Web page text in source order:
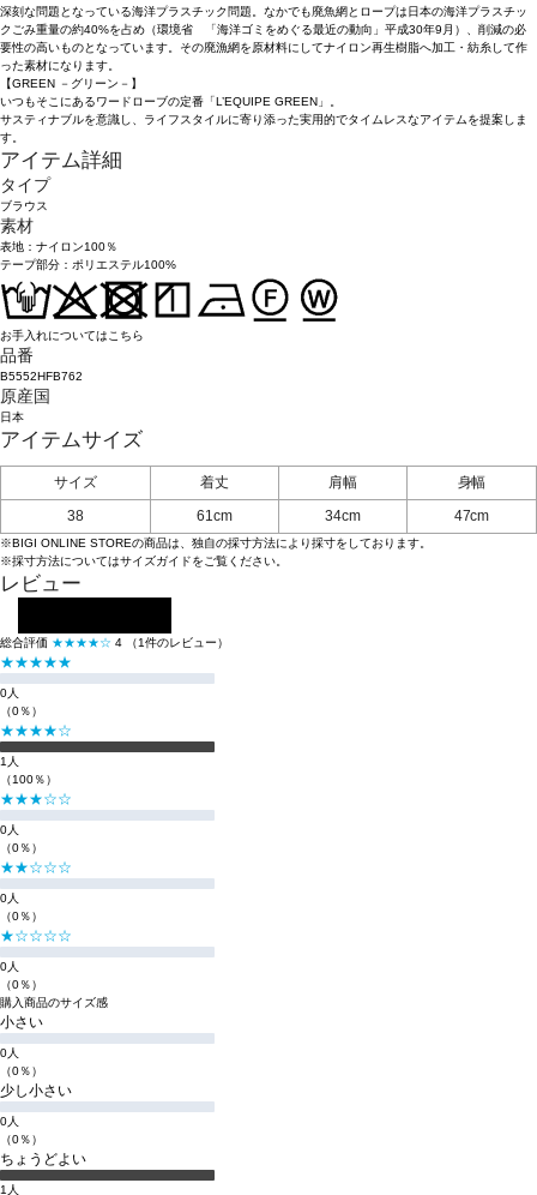
深刻な問題となっている海洋プラスチック問題。なかでも廃魚網とロープは日本の海洋プラスチッ
クごみ重量の約40%を占め（環境省 「海洋ゴミをめぐる最近の動向」平成30年9月）、削減の必
要性の高いものとなっています。その廃漁網を原材料にしてナイロン再生樹脂へ加工・紡糸して作
った素材になります。
【GREEN －グリーン－】
いつもそこにあるワードローブの定番「L’EQUIPE GREEN」。
サスティナブルを意識し、ライフスタイルに寄り添った実用的でタイムレスなアイテムを提案しま
す。
アイテム詳細
タイプ
ブラウス
素材
表地：ナイロン100％
テープ部分：ポリエステル100%
お手入れについてはこちら
品番
B5552HFB762
原産国
日本
アイテムサイズ
サイズ 着丈 肩幅
身幅
38
61cm 34cm 47cm
※BIGI ONLINE STOREの商品は、独自の採寸方法により採寸をしております。
※採寸方法についてはサイズガイドをご覧ください。
レビュー
総合評価 ★★★★☆ 4 （1件のレビュー）
★★★★★
0人
（0％）
★★★★☆
1人
（100％）
★★★☆☆
0人
（0％）
★★☆☆☆
0人
（0％）
★☆☆☆☆
0人
（0％）
購入商品のサイズ感
小さい
0人
（0％）
少し小さい
0人
（0％）
ちょうどよい
1人